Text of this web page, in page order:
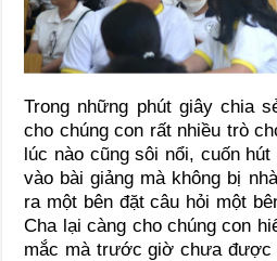
Trong những phút giây chia
cho chúng con rất nhiều trò
lúc nào cũng sôi nổi, cuốn
vào bài giảng mà không bị
ra một bên đặt câu hỏi một
Cha lại càng cho chúng con
mắc mà trước giờ chưa được